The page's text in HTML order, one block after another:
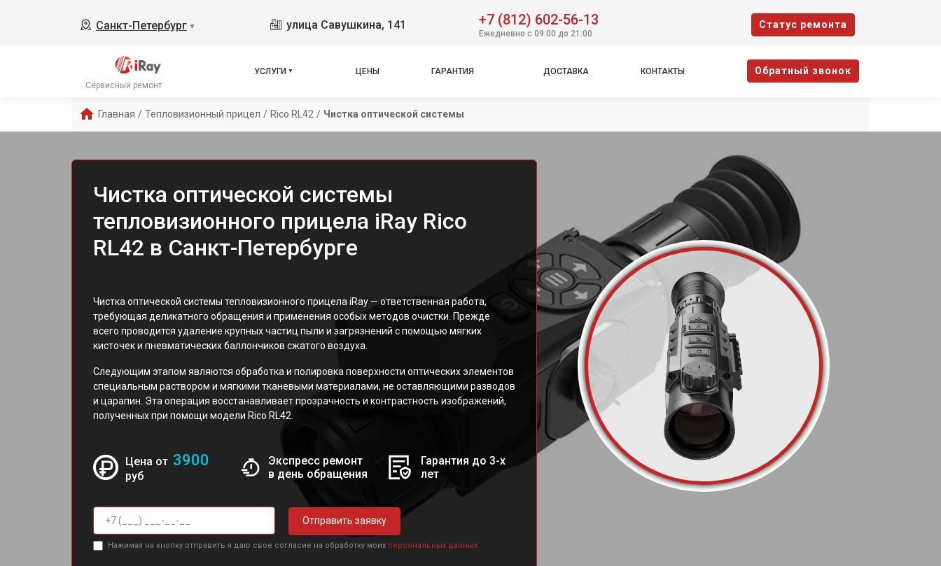
Санкт-Петербург ▼ улица Савушкина, 141 +7 (812) 602-56-13
Ежедневно с 09:00 до 21:00
Cтатус ремонта
Сервисный ремонт
УСЛУГИ ЦЕНЫ ГАРАНТИЯ ДОСТАВКА КОНТАКТЫ Oбратный звонок
Главная / Тепловизионный прицел / Rico RL42 / Чистка оптической системы
Чистка оптической системы
тепловизионного прицела iRay Rico
RL42 в Санкт-Петербурге
Чистка оптической системы тепловизионного прицела iRay — ответственная работа,
требующая деликатного обращения и применения особых методов очистки. Прежде
всего проводится удаление крупных частиц пыли и загрязнений с помощью мягких
кисточек и пневматических баллончиков сжатого воздуха.
Следующим этапом являются обработка и полировка поверхности оптических элементов
специальным раствором и мягкими тканевыми материалами, не оставляющими разводов
и царапин. Эта операция восстанавливает прозрачность и контрастность изображений,
полученных при помощи модели Rico RL42.
Цена от 3900
руб
Экспресс ремонт
в день обращения
Гарантия до 3-х
лет
Отправить заявку
Нажимая на кнопку отправить я даю свое согласие на обработку моих персональных данных.